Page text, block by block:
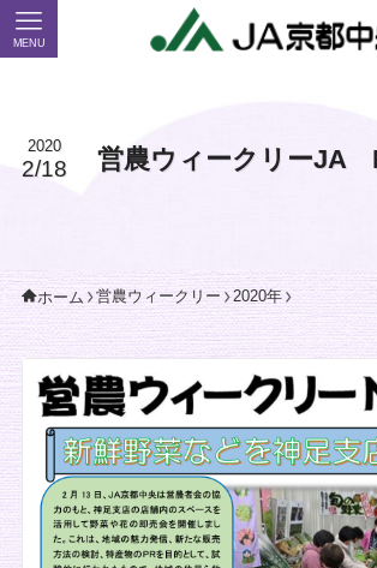
MENU
営農ウィークリーJA
2020
2/18
ホーム 営農ウィークリー 2020年